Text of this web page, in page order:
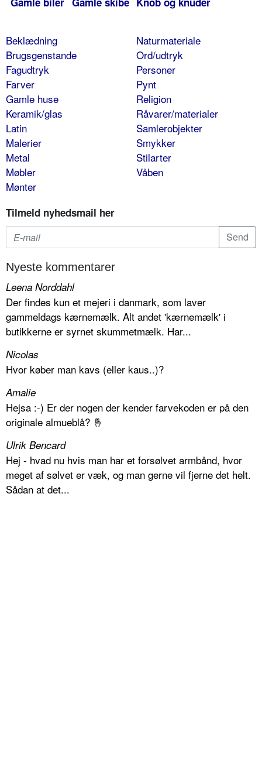
Beklædning
Brugsgenstande
Fagudtryk
Farver
Gamle huse
Keramik/glas
Latin
Malerier
Metal
Møbler
Mønter
Naturmateriale
Ord/udtryk
Personer
Pynt
Religion
Råvarer/materialer
Samlerobjekter
Smykker
Stilarter
Våben
Tilmeld nyhedsmail her
Nyeste kommentarer
Leena Norddahl
Der findes kun et mejeri i danmark, som laver
gammeldags kærnemælk. Alt andet 'kærnemælk' i
butikkerne er syrnet skummetmælk. Har...
Nicolas
Hvor køber man kavs (eller kaus..)?
Amalie
Hejsa :-) Er der nogen der kender farvekoden er på den
originale almueblå? 🤞
Ulrik Bencard
Hej - hvad nu hvis man har et forsølvet armbånd, hvor
meget af sølvet er væk, og man gerne vil fjerne det helt.
Sådan at det...